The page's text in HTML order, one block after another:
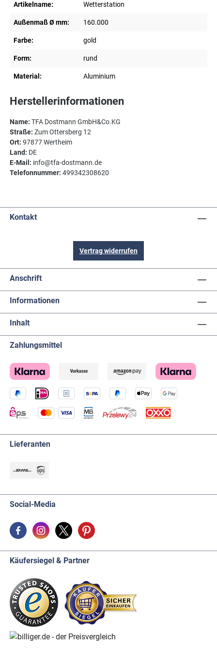
Artikelname: Wetterstation
Außenmaß Ø mm: 160.000
Farbe: gold
Form: rund
Material: Aluminium
Herstellerinformationen
Name: TFA Dostmann GmbH&Co.KG
Straße: Zum Ottersberg 12
Ort: 97877 Wertheim
Land: DE
E-Mail: info@tfa-dostmann.de
Telefonnummer: 499342308620
Kontakt
Vertrag widerrufen
Anschrift
Informationen
Inhalt
Zahlungsmittel
Lieferanten
Social-Media
Käufersiegel & Partner